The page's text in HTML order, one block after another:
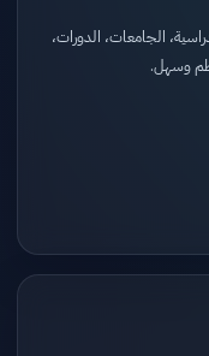
الجامعات، الدورات،
وسهل.